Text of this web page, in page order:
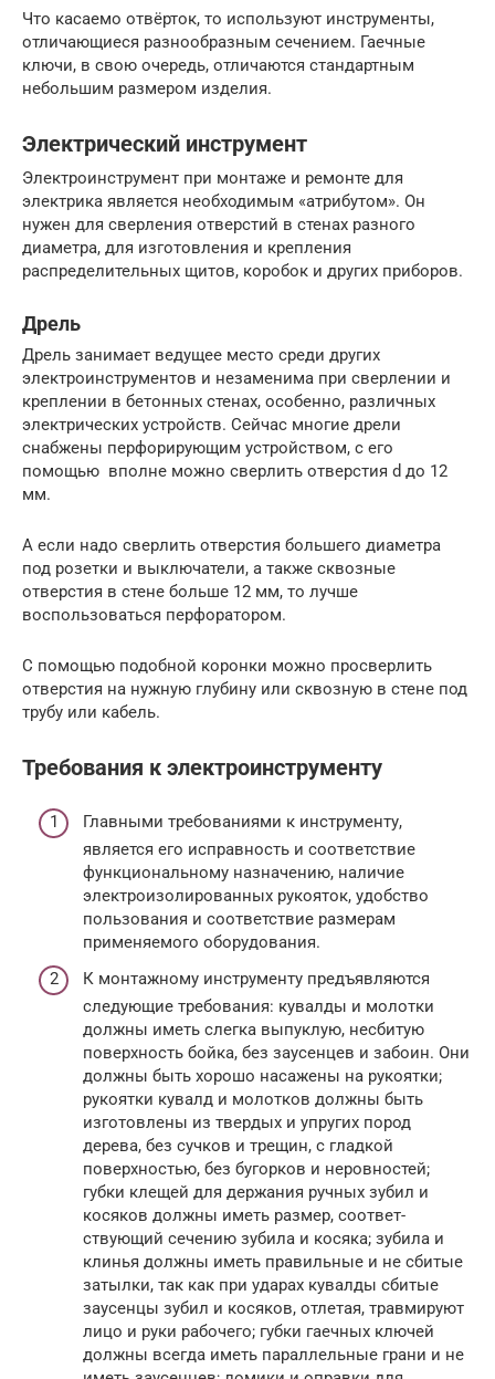
Что касаемо отвёрток, то используют инструменты,
отличающиеся разнообразным сечением. Гаечные
ключи, в свою очередь, отличаются стандартным
небольшим размером изделия.
Электрический инструмент
Электроинструмент при монтаже и ремонте для
электрика является необходимым «атрибутом». Он
нужен для сверления отверстий в стенах разного
диаметра, для изготовления и крепления
распределительных щитов, коробок и других приборов.
Дрель
Дрель занимает ведущее место среди других
электроинструментов и незаменима при сверлении и
креплении в бетонных стенах, особенно, различных
электрических устройств. Сейчас многие дрели
снабжены перфорирующим устройством, с его
помощью вполне можно сверлить отверстия d до 12
мм.
А если надо сверлить отверстия большего диаметра
под розетки и выключатели, а также сквозные
отверстия в стене больше 12 мм, то лучше
воспользоваться перфоратором.
С помощью подобной коронки можно просверлить
отверстия на нужную глубину или сквозную в стене под
трубу или кабель.
Требования к электроинструменту
Главными требованиями к инструменту,
является его исправность и соответствие
функциональному назначению, наличие
электроизолированных рукояток, удобство
пользования и соответствие размерам
применяемого оборудования.
К монтажному инструменту предъявляются
следующие требо­вания: кувалды и молотки
должны иметь слегка выпуклую, несбитую
поверхность бойка, без заусенцев и забоин. Они
должны быть хорошо насажены на рукоятки;
рукоятки кувалд и молотков должны быть
изготовлены из твердых и упругих пород
дерева, без сучков и трещин, с гладкой
поверхностью, без бугорков и неровностей;
губки клещей для держания ручных зубил и
косяков должны иметь размер, соответ­
ствующий сечению зубила и косяка; зубила и
клинья должны иметь правильные и не сбитые
затылки, так как при ударах кувалды сбитые
заусенцы зубил и косяков, отлетая, травмируют
лицо и руки рабочего; губки гаечных ключей
должны всегда иметь параллельные грани и не